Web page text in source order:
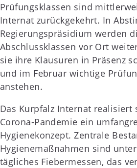
Prüfungsklassen sind
Internat zurückgekehrt. In
Regierungspräsidium werden
Abschlussklassen vor Ort
sie ihre Klausuren in Präsenz
und im Februar wichtige
anstehen.
Das Kurpfalz Internat realisiert
Corona-Pandemie ein
Hygienekonzept. Zentrale
Hygienemaßnahmen sind
tägliches Fiebermessen, das